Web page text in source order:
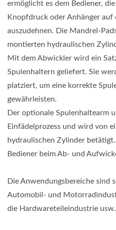
ermöglicht es dem Bediener,
Knopfdruck oder Anhänger auf
auszudehnen. Die Mandrel-
montierten hydraulischen
Mit dem Abwickler wird ein
Spulenhaltern geliefert. Sie
platziert, um eine korrekte
gewährleisten.
Der optionale Spulenhaltearm
Einfädelprozess und wird von
hydraulischen Zylinder
Bediener beim Ab- und
Die Anwendungsbereiche sind
Automobil- und
die Hardwareteileindustrie usw.